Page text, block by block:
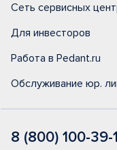
Сеть сервисных
Для инвесторов
Работа в Pedant.ru
Обслуживание юр.
8 (800) 100-39-